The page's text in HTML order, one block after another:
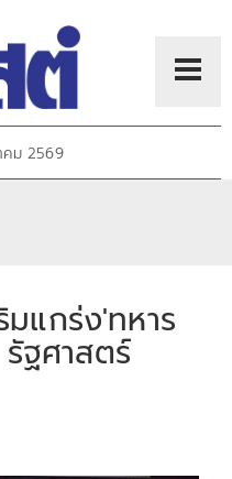
ม 2569
มแกร่ง'ทหาร
ฐศาสตร์